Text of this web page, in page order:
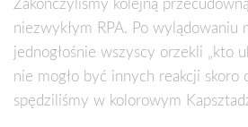
Zakończyliśmy kolejną
niezwykłym RPA. Po wylądowaniu
jednogłośnie wszyscy orzekli „kto
nie mogło być innych reakcji skoro
spędziliśmy w kolorowym